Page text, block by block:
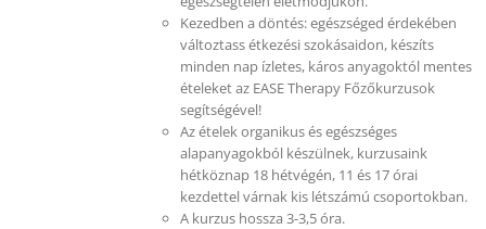
Kezedben a döntés: egészséged érdekében
változtass étkezési szokásaidon, készíts
minden nap ízletes, káros anyagoktól mentes
ételeket az EASE Therapy Főzőkurzusok
segítségével!
Az ételek organikus és egészséges
alapanyagokból készülnek, kurzusaink
hétköznap 18 hétvégén, 11 és 17 órai
kezdettel várnak kis létszámú csoportokban.
A kurzus hossza 3-3,5 óra.